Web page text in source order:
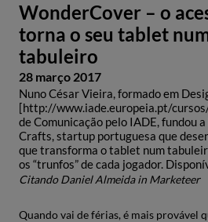
WonderCover – o
torna o seu tablet
tabuleiro
28 março 2017
Nuno César Vieira, formado em
[http://www.iade.europeia.pt/
de Comunicação pelo IADE, fundou
Crafts, startup portuguesa que
que transforma o tablet num
os “trunfos” de cada jogador.
Citando Daniel Almeida in Marketeer
Quando vai de férias, é mais provável